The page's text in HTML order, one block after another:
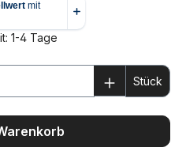
1-4 Tage
den gewünschten
Stück